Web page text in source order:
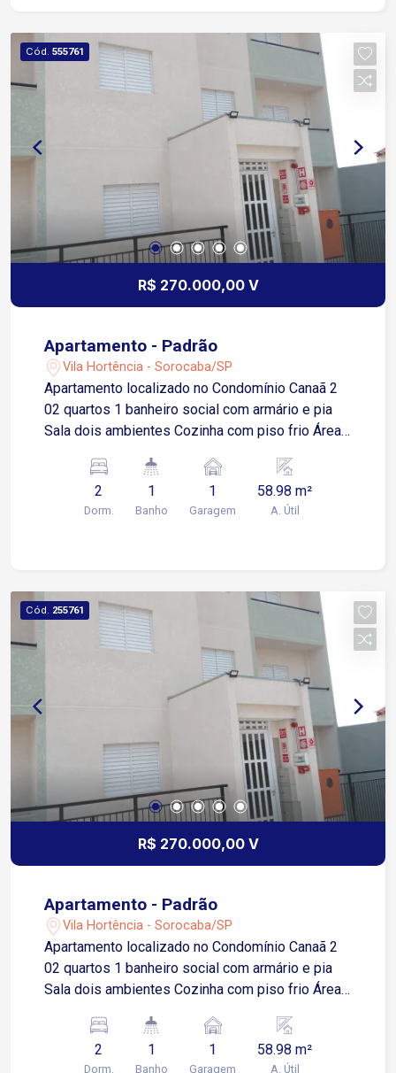
Cód. 555761
R$ 270.000,00 V
Apartamento - Padrão
Vila Hortência - Sorocaba/SP
Apartamento localizado no Condomínio Canaã 2
02 quartos 1 banheiro social com armário e pia
Sala dois ambientes Cozinha com piso frio Área
2
Dorm.
1
Banho
1
Garagem
58.98 m²
A. Útil
Cód. 255761
R$ 270.000,00 V
Apartamento - Padrão
Vila Hortência - Sorocaba/SP
Apartamento localizado no Condomínio Canaã 2
02 quartos 1 banheiro social com armário e pia
Sala dois ambientes Cozinha com piso frio Área
2
Dorm.
1
Banho
1
Garagem
58.98 m²
A. Útil